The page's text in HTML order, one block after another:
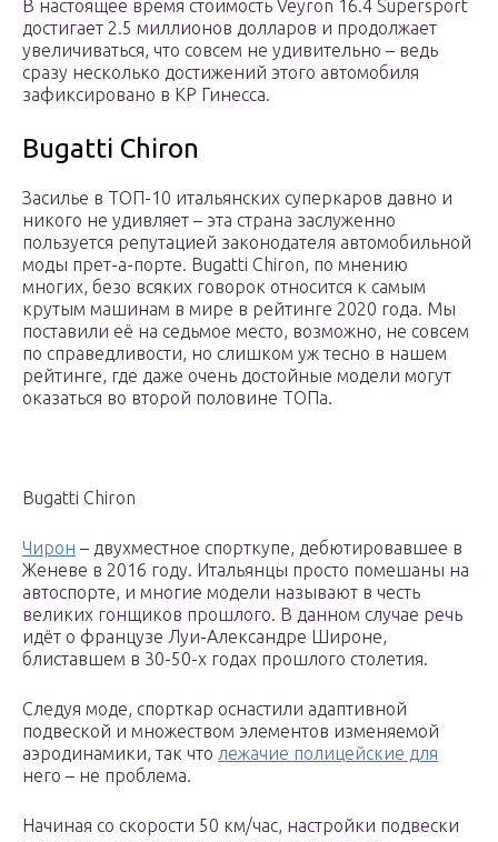
В настоящее время стоимость Veyron 16.4 Supersport
достигает 2.5 миллионов долларов и продолжает
увеличиваться, что совсем не удивительно – ведь
сразу несколько достижений этого автомобиля
зафиксировано в КР Гинесса.
Bugatti Chiron
Засилье в ТОП-10 итальянских суперкаров давно и
никого не удивляет – эта страна заслуженно
пользуется репутацией законодателя автомобильной
моды прет-а-порте. Bugatti Chiron, по мнению
многих, безо всяких говорок относится к самым
крутым машинам в мире в рейтинге 2020 года. Мы
поставили её на седьмое место, возможно, не совсем
по справедливости, но слишком уж тесно в нашем
рейтинге, где даже очень достойные модели могут
оказаться во второй половине ТОПа.
Bugatti Chiron
Чирон – двухместное спорткупе, дебютировавшее в
Женеве в 2016 году. Итальянцы просто помешаны на
автоспорте, и многие модели называют в честь
великих гонщиков прошлого. В данном случае речь
идёт о французе Луи-Александре Широне,
блиставшем в 30-50-х годах прошлого столетия.
Следуя моде, спорткар оснастили адаптивной
подвеской и множеством элементов изменяемой
аэродинамики, так что лежачие полицейские для
него – не проблема.
Начиная со скорости 50 км/час, настройки подвески